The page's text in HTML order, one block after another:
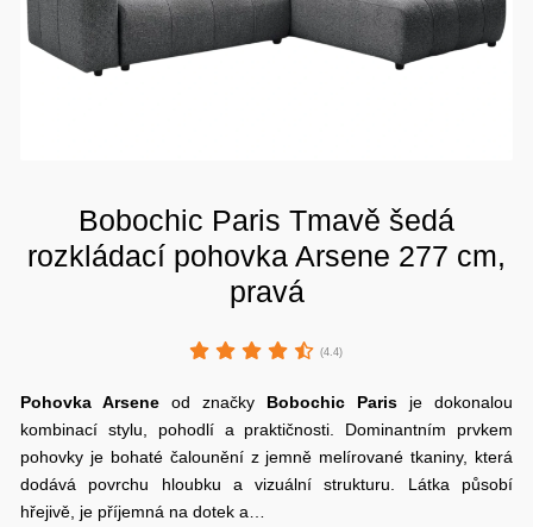
Bobochic Paris Tmavě šedá
rozkládací pohovka Arsene 277 cm,
pravá
(4.4)
Pohovka Arsene od značky Bobochic Parisje dokonalou
kombinací stylu, pohodlí a praktičnosti. Dominantním prvkem
pohovky je bohaté čalounění z jemně melírované tkaniny, která
dodává povrchu hloubku a vizuální strukturu. Látka působí
hřejivě, je příjemná na dotek a…